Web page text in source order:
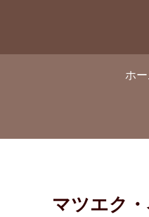
ホー
マツエク